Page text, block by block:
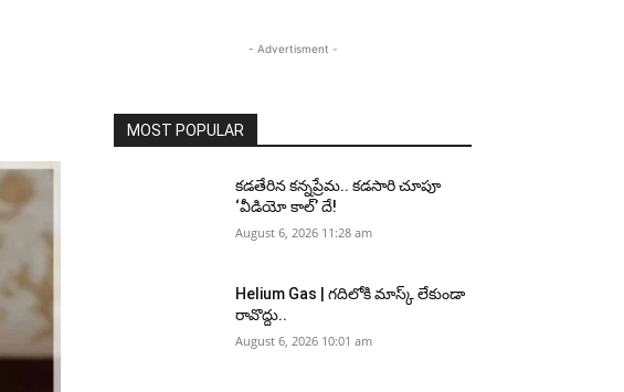
- Advertisment -
MOST POPULAR
కడతేరిన కన్నప్రేమ.. కడసారి చూపూ
‘వీడియో కాల్’ దే!
August 6, 2026 11:28 am
Helium Gas | గదిలోకి మాస్క్ లేకుండా
రావొద్దు..
August 6, 2026 10:01 am